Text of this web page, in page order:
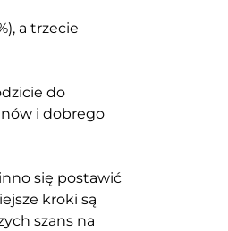
a trzecie
do
i dobrego
się postawić
kroki są
szans na